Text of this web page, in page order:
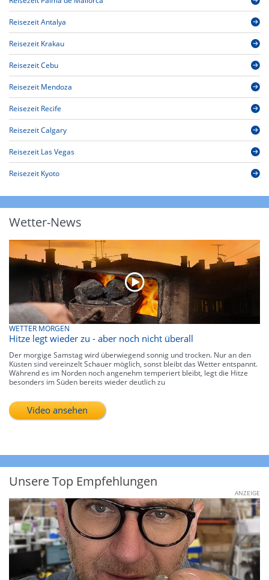
Reisezeit Antalya
Reisezeit Krakau
Reisezeit Cebu
Reisezeit Mendoza
Reisezeit Recife
Reisezeit Calgary
Reisezeit Las Vegas
Reisezeit Kyoto
Wetter-News
WETTER MORGEN
Hitze legt wieder zu - aber noch nicht überall
Der morgige Samstag wird überwiegend sonnig und trocken. Nur an den
Küsten sind vereinzelt Schauer möglich, sonst bleibt das Wetter entspannt.
Während es im Norden noch angenehm temperiert bleibt, legt die Hitze
besonders im Süden bereits wieder deutlich zu
Video ansehen
Unsere Top Empfehlungen
ANZEIGE